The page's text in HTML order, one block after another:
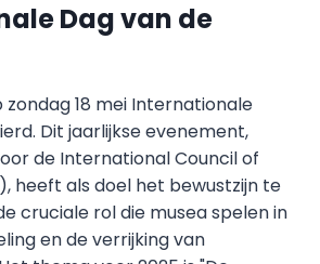
Dag van de
zondag 18 mei Internationale
Dit jaarlijkse evenement,
de International Council of
heeft als doel het bewustzijn te
cruciale rol die musea spelen in
en de verrijking van